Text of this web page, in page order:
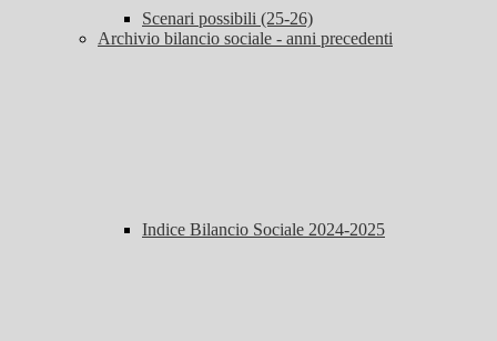
Scenari possibili (25-26)
Archivio bilancio sociale - anni precedenti
Indice Bilancio Sociale 2024-2025